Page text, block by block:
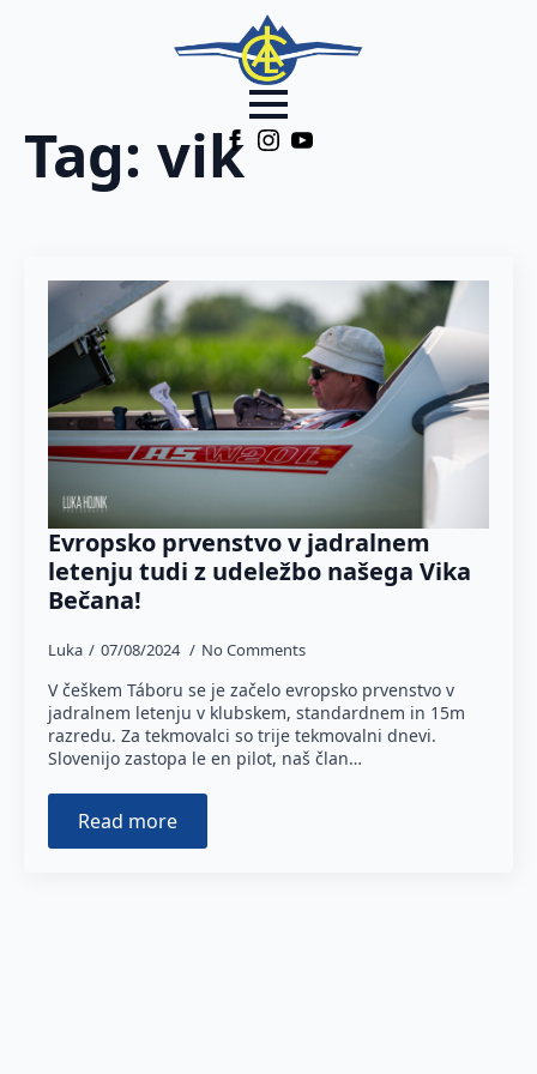
Tag: vik
Evropsko prvenstvo v jadralnem
letenju tudi z udeležbo našega Vika
Bečana!
Luka 07/08/2024 No Comments
V češkem Táboru se je začelo evropsko prvenstvo v
jadralnem letenju v klubskem, standardnem in 15m
razredu. Za tekmovalci so trije tekmovalni dnevi.
Slovenijo zastopa le en pilot, naš član…
Read more